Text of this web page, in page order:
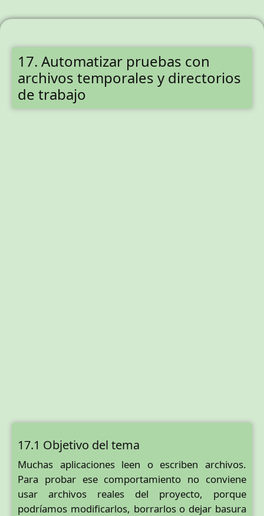
17. Automatizar pruebas con
archivos temporales y directorios
de trabajo
17.1 Objetivo del tema
Muchas aplicaciones leen o escriben archivos.
Para probar ese comportamiento no conviene
usar archivos reales del proyecto, porque
podríamos modificarlos, borrarlos o dejar basura